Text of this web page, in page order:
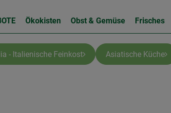
Ökokisten Obst & Gemüse Frisches
- Italienische Feinkost Asiatische Küche